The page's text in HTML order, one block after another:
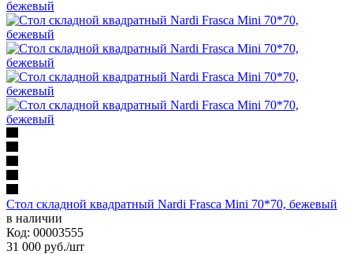
Стол складной квадратный Nardi Frasca Mini 70*70, бежевый
в наличии
Код: 00003555
31 000 руб./шт